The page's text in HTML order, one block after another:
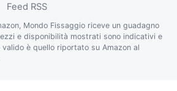
Feed RSS
Mondo Fissaggio riceve un guadagno
e disponibilità mostrati sono indicativi e
è quello riportato su Amazon al